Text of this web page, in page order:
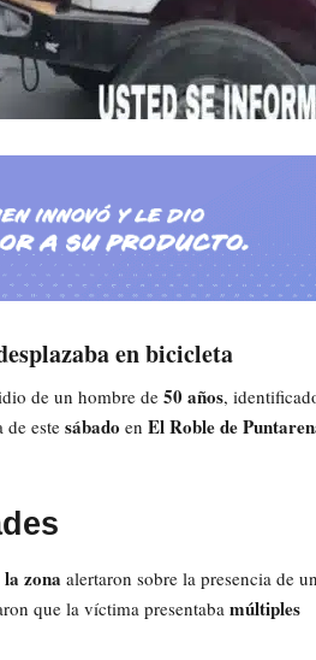
en bicicleta
de un hombre de 50 años,
de este sábado en El Roble de
la zona alertaron sobre la presencia de un
que la víctima presentaba múltiples